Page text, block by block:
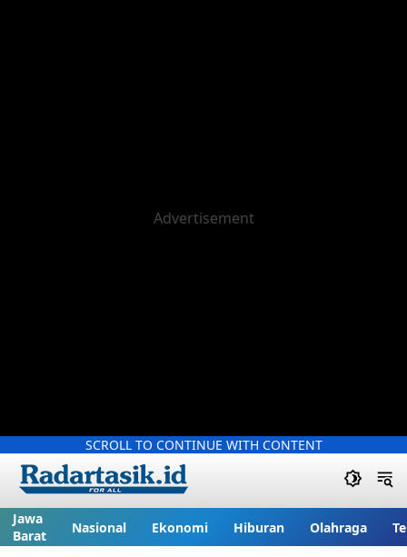
SCROLL TO CONTINUE WITH CONTENT
Jawa
Barat
Nasional Ekonomi Hiburan Olahraga